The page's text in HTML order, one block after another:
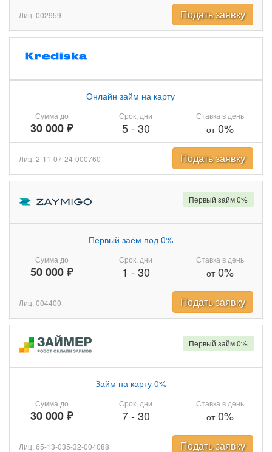
Лиц. 002959 Подать заявку
Сумма до
30 000 ₽
Онлайн займ на карту
Срок, дни
5- 30
Ставка в день
от0%
Лиц. 2-11-07-24-000760 Подать заявку
Сумма до
50 000 ₽
Первый заём под 0%
Срок, дни
1 - 30
Ставка в день
от0%
Первый займ 0%
Лиц. 004400 Подать заявку
Сумма до
30 000 ₽
Займ на карту 0%
Срок, дни
7- 30
Ставка в день
от0%
Первый займ 0%
Лиц. 65-13-035-32-004088 Подать заявку